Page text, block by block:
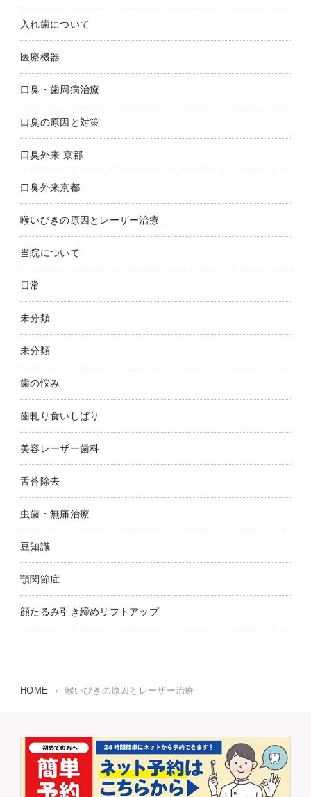
入れ歯について
医療機器
口臭・歯周病治療
口臭の原因と対策
口臭外来 京都
口臭外来京都
喉いびきの原因とレーザー治療
当院について
日常
未分類
未分類
歯の悩み
歯軋り食いしばり
美容レーザー歯科
舌苔除去
虫歯・無痛治療
豆知識
顎関節症
顔たるみ引き締めリフトアップ
HOME › 喉いびきの原因とレーザー治療